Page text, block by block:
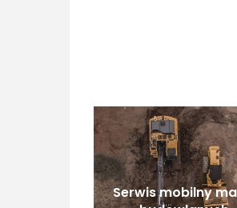
Serwis mobilny